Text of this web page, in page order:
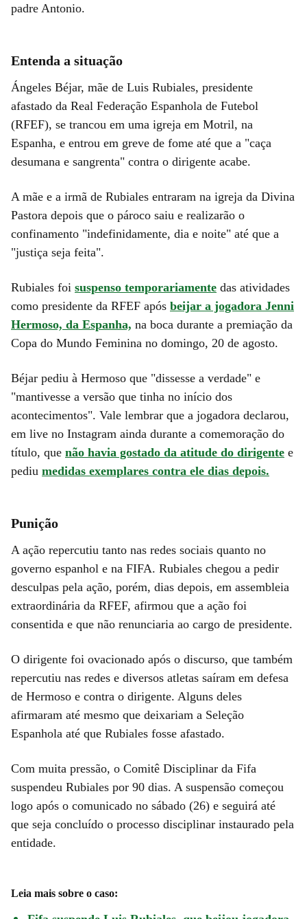
padre Antonio.
Entenda a situação
Ángeles Béjar, mãe de Luis Rubiales, presidente
afastado da Real Federação Espanhola de Futebol
(RFEF), se trancou em uma igreja em Motril, na
Espanha, e entrou em greve de fome até que a "caça
desumana e sangrenta" contra o dirigente acabe.
A mãe e a irmã de Rubiales entraram na igreja da Divina
Pastora depois que o pároco saiu e realizarão o
confinamento "indefinidamente, dia e noite" até que a
"justiça seja feita".
Rubiales foi suspenso temporariamente das atividades
como presidente da RFEF após beijar a jogadora Jenni
Hermoso, da Espanha, na boca durante a premiação da
Copa do Mundo Feminina no domingo, 20 de agosto.
Béjar pediu à Hermoso que "dissesse a verdade" e
"mantivesse a versão que tinha no início dos
acontecimentos". Vale lembrar que a jogadora declarou,
em live no Instagram ainda durante a comemoração do
título, que não havia gostado da atitude do dirigente e
pediu medidas exemplares contra ele dias depois.
Punição
A ação repercutiu tanto nas redes sociais quanto no
governo espanhol e na FIFA. Rubiales chegou a pedir
desculpas pela ação, porém, dias depois, em assembleia
extraordinária da RFEF, afirmou que a ação foi
consentida e que não renunciaria ao cargo de presidente.
O dirigente foi ovacionado após o discurso, que também
repercutiu nas redes e diversos atletas saíram em defesa
de Hermoso e contra o dirigente. Alguns deles
afirmaram até mesmo que deixariam a Seleção
Espanhola até que Rubiales fosse afastado.
Com muita pressão, o Comitê Disciplinar da Fifa
suspendeu Rubiales por 90 dias. A suspensão começou
logo após o comunicado no sábado (26) e seguirá até
que seja concluído o processo disciplinar instaurado pela
entidade.
Leia mais sobre o caso: